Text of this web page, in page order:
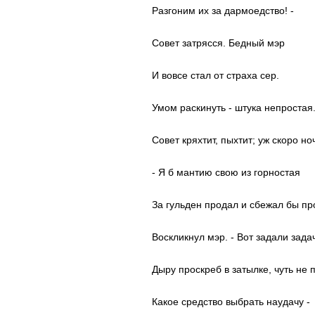
Разгоним их за дармоедство! -
Совет затрясся. Бедный мэр
И вовсе стал от страха сер.
Умом раскинуть - штука непростая.
Совет кряхтит, пыхтит; уж скоро
- Я б мантию свою из горностая
За гульден продал и сбежал бы
Воскликнул мэр. - Вот задали
Дыру проскреб в затылке, чуть не
Какое средство выбрать наудачу -